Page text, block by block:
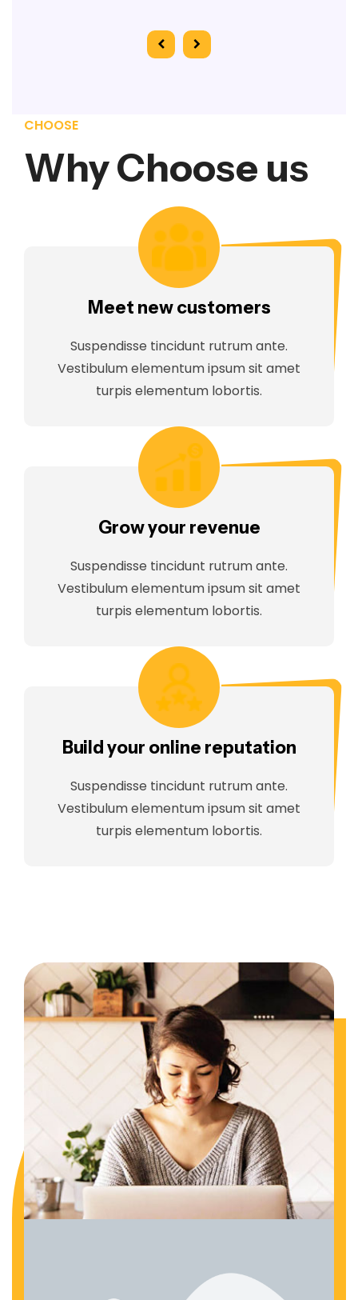
CHOOSE
Why Choose us
Meet new customers
Suspendisse tincidunt rutrum ante.
Vestibulum elementum ipsum sit amet
turpis elementum lobortis.
Grow your revenue
Suspendisse tincidunt rutrum ante.
Vestibulum elementum ipsum sit amet
turpis elementum lobortis.
Build your online reputation
Suspendisse tincidunt rutrum ante.
Vestibulum elementum ipsum sit amet
turpis elementum lobortis.